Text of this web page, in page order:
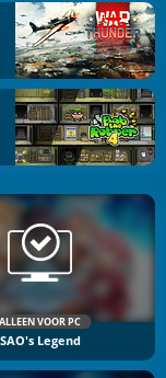
ALLEEN VOOR PC
SAO's Legend